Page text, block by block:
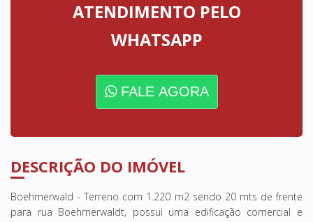
ATENDIMENTO PELO
WHATSAPP
FALE AGORA
DESCRIÇÃO DO IMÓVEL
Boehmerwald - Terreno com 1.220 m2 sendo 20 mts de frente
para rua Boehmerwaldt, possui uma edificação comercial e